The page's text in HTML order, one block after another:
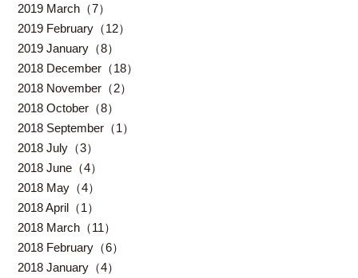
2019 March（7）
2019 February（12）
2019 January（8）
2018 December（18）
2018 November（2）
2018 October（8）
2018 September（1）
2018 July（3）
2018 June（4）
2018 May（4）
2018 April（1）
2018 March（11）
2018 February（6）
2018 January（4）